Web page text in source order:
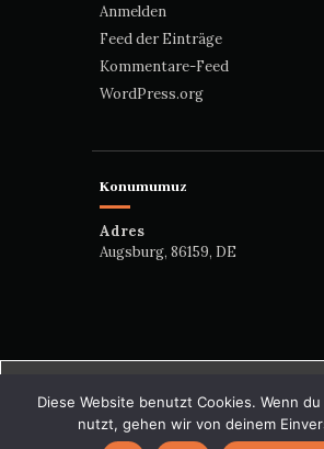
Anmelden
Feed der Einträge
Kommentare-Feed
WordPress.org
Konumumuz
Adres
Augsburg, 86159, DE
Copyright © 2026
AxiomThemes. All rights
Diese Website benutzt Cookies. Wenn
nutzt, gehen wir von deinem